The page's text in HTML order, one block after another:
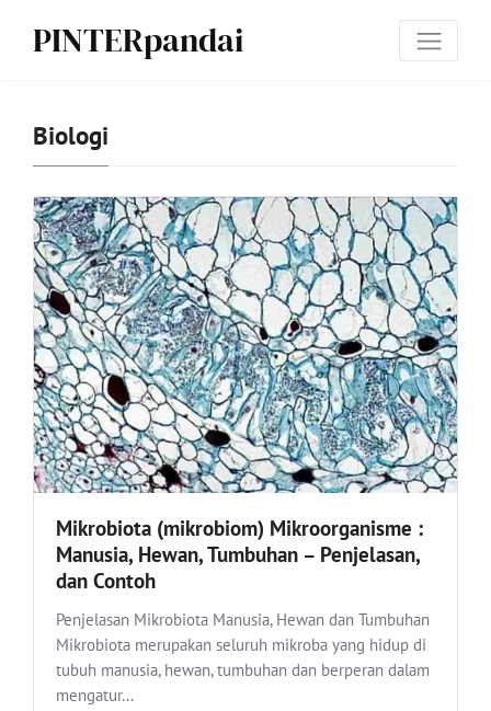
PINTERpandai
Biologi
Mikrobiota (mikrobiom) Mikroorganisme :
Manusia, Hewan, Tumbuhan – Penjelasan,
dan Contoh
Penjelasan Mikrobiota Manusia, Hewan dan Tumbuhan
Mikrobiota merupakan seluruh mikroba yang hidup di
tubuh manusia, hewan, tumbuhan dan berperan dalam
mengatur...